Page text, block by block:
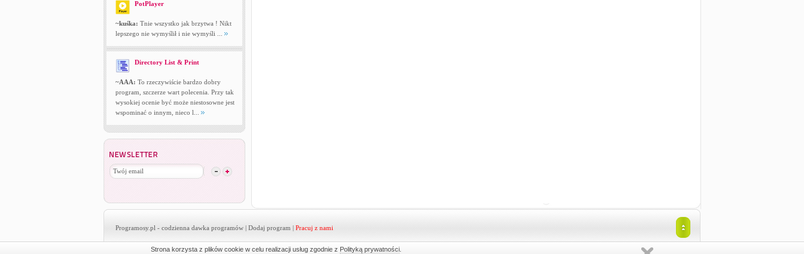
PotPlayer
~kuśka: Tnie wszystko jak brzytwa ! Nikt
lepszego nie wymyślił i nie wymyśli ...
Directory List & Print
~AAA: To rzeczywiście bardzo dobry
program, szczerze wart polecenia. Przy tak
wysokiej ocenie być może niestosowne jest
wspominać o innym, nieco l...
Programosy.pl - codzienna dawka programów | Dodaj program | Pracuj z nami
Strona korzysta z plików cookie w celu realizacji usług zgodnie z Polityką prywatności